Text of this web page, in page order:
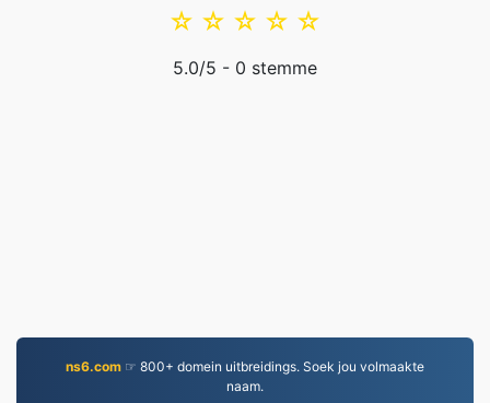
☆
☆
☆
☆
☆
5.0/5 - 0 stemme
ns6.com ☞ 800+ domein uitbreidings. Soek jou volmaakte
naam.